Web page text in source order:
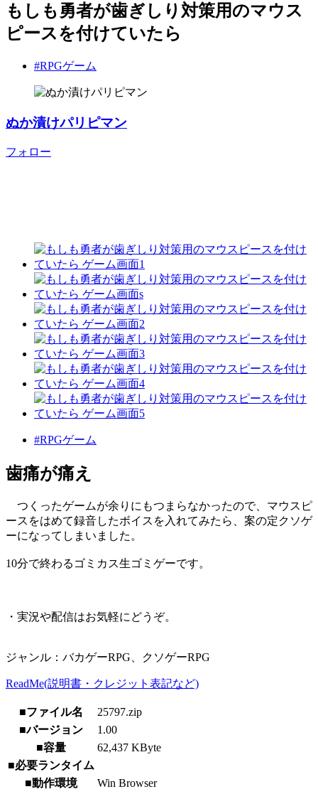
もしも勇者が歯ぎしり対策用のマウス
ピースを付けていたら
#RPGゲーム
ぬか漬けパリピマン
フォロー
#RPGゲーム
歯痛が痛え
つくったゲームが余りにもつまらなかったので、マウスピ
ースをはめて録音したボイスを入れてみたら、案の定クソゲ
ーになってしまいました。
10分で終わるゴミカス生ゴミゲーです。
・実況や配信はお気軽にどうぞ。
ジャンル：バカゲーRPG、クソゲーRPG
ReadMe(説明書・クレジット表記など)
■ファイル名
25797.zip
■バージョン
1.00
■容量
62,437 KByte
■必要ランタイム
■動作環境
Win Browser